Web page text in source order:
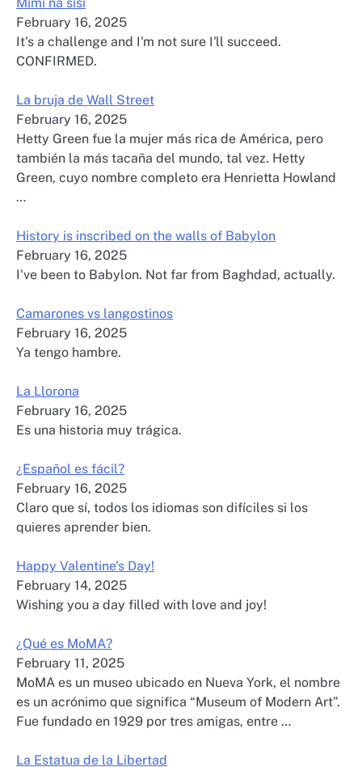
February 16, 2025
It's a challenge and I'm not sure I'll succeed.
CONFIRMED.
La bruja de Wall Street
February 16, 2025
Hetty Green fue la mujer más rica de América, pero
también la más tacaña del mundo, tal vez. Hetty
Green, cuyo nombre completo era Henrietta Howland
…
History is inscribed on the walls of Babylon
February 16, 2025
I've been to Babylon. Not far from Baghdad, actually.
Camarones vs langostinos
February 16, 2025
Ya tengo hambre.
La Llorona
February 16, 2025
Es una historia muy trágica.
¿Español es fácil?
February 16, 2025
Claro que sí, todos los idiomas son difíciles si los
quieres aprender bien.
Happy Valentine’s Day!
February 14, 2025
Wishing you a day filled with love and joy!
¿Qué es MoMA?
February 11, 2025
MoMA es un museo ubicado en Nueva York, el nombre
es un acrónimo que significa “Museum of Modern Art”.
Fue fundado en 1929 por tres amigas, entre …
La Estatua de la Libertad